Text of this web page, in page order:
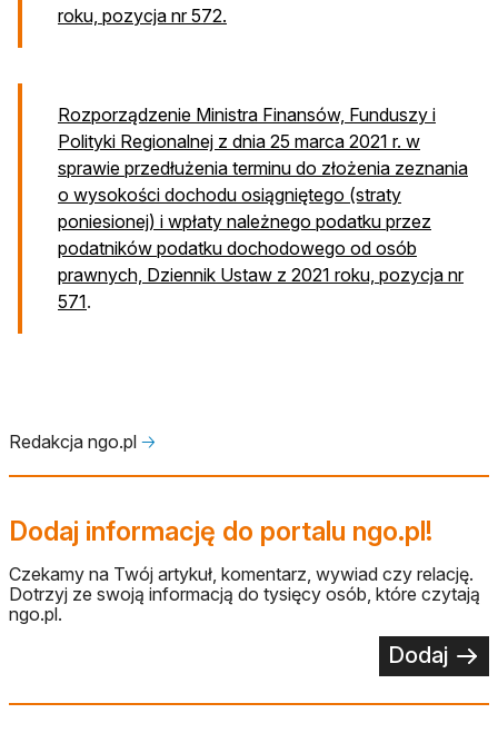
roku, pozycja nr 572.
Rozporządzenie Ministra Finansów, Funduszy i
Polityki Regionalnej z dnia 25 marca 2021 r. w
sprawie przedłużenia terminu do złożenia zeznania
o wysokości dochodu osiągniętego (straty
poniesionej) i wpłaty należnego podatku przez
podatników podatku dochodowego od osób
prawnych, Dziennik Ustaw z 2021 roku, pozycja nr
571.
Redakcja ngo.pl 🡢
Dodaj informację do portalu ngo.pl!
Czekamy na Twój artykuł, komentarz, wywiad czy relację.
Dotrzyj ze swoją informacją do tysięcy osób, które czytają
ngo.pl.
Dodaj